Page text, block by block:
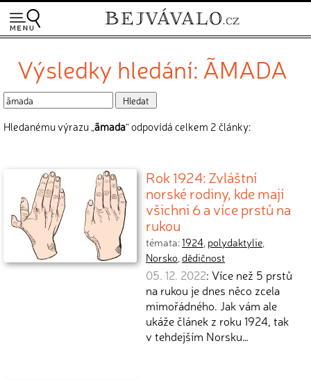
Výsledky hledání: ÃMADA
Hledanému výrazu „ãmada“ odpovídá celkem 2 články:
Rok 1924: Zvláštní
norské rodiny, kde mají
všichni 6 a více prstů na
rukou
témata:1924, polydaktylie,
Norsko,dědičnost
05. 12. 2022: Více než 5 prstů
na rukou je dnes něco zcela
mimořádného. Jak vám ale
ukáže článek z roku 1924, tak
v tehdejším Norsku…